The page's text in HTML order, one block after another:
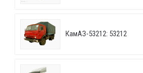
КамАЗ-53212: 53212